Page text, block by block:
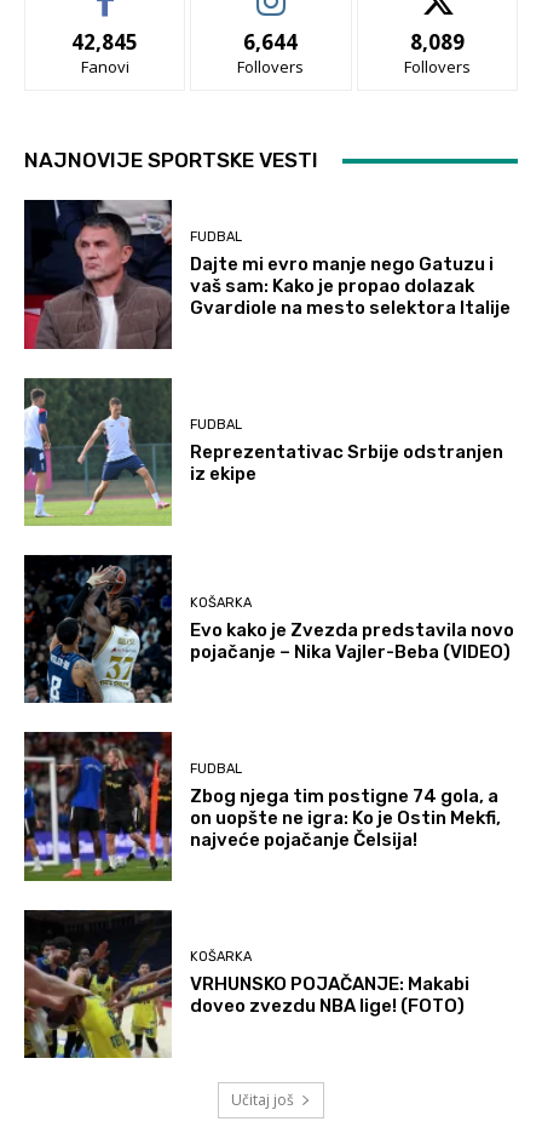
42,845
Fanovi
6,644
Follovers
8,089
Follovers
NAJNOVIJE SPORTSKE VESTI
FUDBAL
Dajte mi evro manje nego Gatuzu i
vaš sam: Kako je propao dolazak
Gvardiole na mesto selektora Italije
FUDBAL
Reprezentativac Srbije odstranjen
iz ekipe
KOŠARKA
Evo kako je Zvezda predstavila novo
pojačanje – Nika Vajler-Beba (VIDEO)
FUDBAL
Zbog njega tim postigne 74 gola, a
on uopšte ne igra: Ko je Ostin Mekfi,
najveće pojačanje Čelsija!
KOŠARKA
VRHUNSKO POJAČANJE: Makabi
doveo zvezdu NBA lige! (FOTO)
Učitaj još